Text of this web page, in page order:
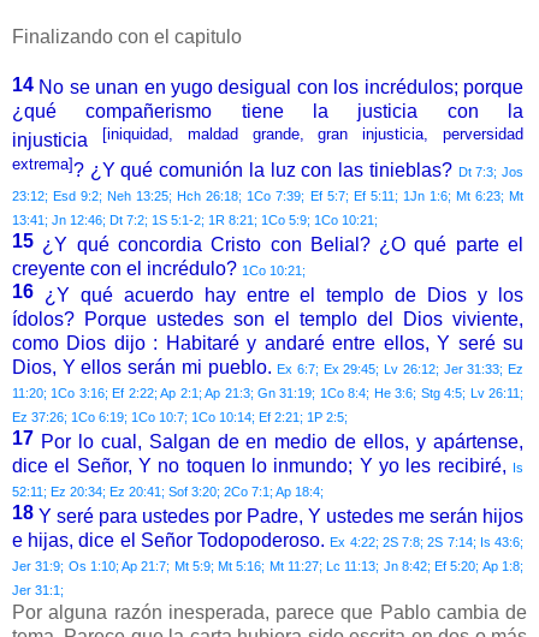
Finalizando con el capitulo
14 No se unan en yugo desigual con los incrédulos; porque
¿qué compañerismo tiene la justicia con la
injusticia
[iniquidad, maldad grande, gran injusticia, perversidad
extrema]? ¿Y qué comunión la luz con las tinieblas? Dt 7:3; Jos
23:12; Esd 9:2; Neh 13:25; Hch 26:18; 1Co 7:39; Ef 5:7; Ef 5:11; 1Jn 1:6; Mt 6:23; Mt
13:41; Jn 12:46; Dt 7:2; 1S 5:1-2; 1R 8:21; 1Co 5:9; 1Co 10:21;
15 ¿Y qué concordia Cristo con Belial? ¿O qué parte el
creyente con el incrédulo? 1Co 10:21;
16 ¿Y qué acuerdo hay entre el templo de Dios y los
ídolos? Porque ustedes son el templo del Dios viviente,
como Dios dijo : Habitaré y andaré entre ellos, Y seré su
Dios, Y ellos serán mi pueblo.Ex 6:7; Ex 29:45; Lv 26:12; Jer 31:33; Ez
11:20; 1Co 3:16; Ef 2:22; Ap 2:1; Ap 21:3; Gn 31:19; 1Co 8:4; He 3:6; Stg 4:5; Lv 26:11;
Ez 37:26; 1Co 6:19; 1Co 10:7; 1Co 10:14; Ef 2:21; 1P 2:5;
17 Por lo cual, Salgan de en medio de ellos, y apártense,
dice el Señor, Y no toquen lo inmundo; Y yo les recibiré, Is
52:11; Ez 20:34; Ez 20:41; Sof 3:20; 2Co 7:1; Ap 18:4;
18 Y seré para ustedes por Padre, Y ustedes me serán hijos
e hijas, dice el Señor Todopoderoso.Ex 4:22; 2S 7:8; 2S 7:14; Is 43:6;
Jer 31:9; Os 1:10; Ap 21:7; Mt 5:9; Mt 5:16; Mt 11:27; Lc 11:13; Jn 8:42; Ef 5:20; Ap 1:8;
Jer 31:1;
Por alguna razón inesperada, parece que Pablo cambia de